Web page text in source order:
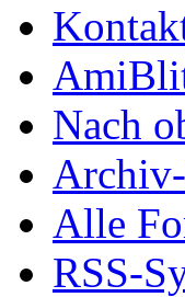
Nach
Alle
RSS-